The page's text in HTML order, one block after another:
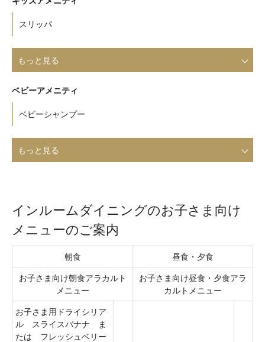
スリッパ
ベビーアメニティ
ベビーシャンプー
インルームダイニングのお子さま向け
メニューのご案内
朝食 昼食・夕食
お子さま向け朝食アラカルト
メニュー
お子さま向け昼食・夕食アラ
カルトメニュー
お子さま用ドライシリア
ル スライスバナナ ま
たは フレッシュベリー